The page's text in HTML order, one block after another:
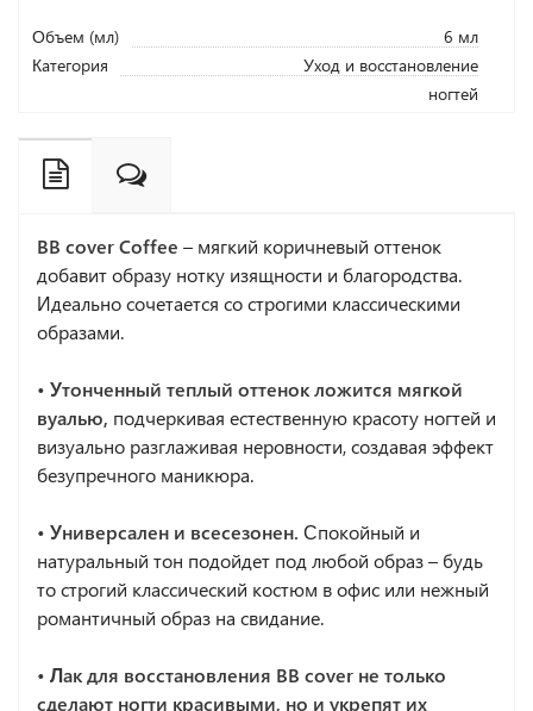
Объем (мл)
6 мл
Категория
Уход и восстановление
ногтей
BB cover Coffee – мягкий коричневый оттенок
добавит образу нотку изящности и благородства.
Идеально сочетается со строгими классическими
образами.
• Утонченный теплый оттенок ложится мягкой
вуалью, подчеркивая естественную красоту ногтей и
визуально разглаживая неровности, создавая эффект
безупречного маникюра.
• Универсален и всесезонен. Спокойный и
натуральный тон подойдет под любой образ – будь
то строгий классический костюм в офис или нежный
романтичный образ на свидание.
• Лак для восстановления BB cover не только
сделают ногти красивыми, но и укрепят их